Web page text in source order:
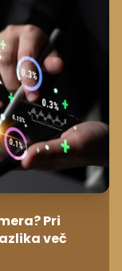
najti skupno
stiski.
Pri
več